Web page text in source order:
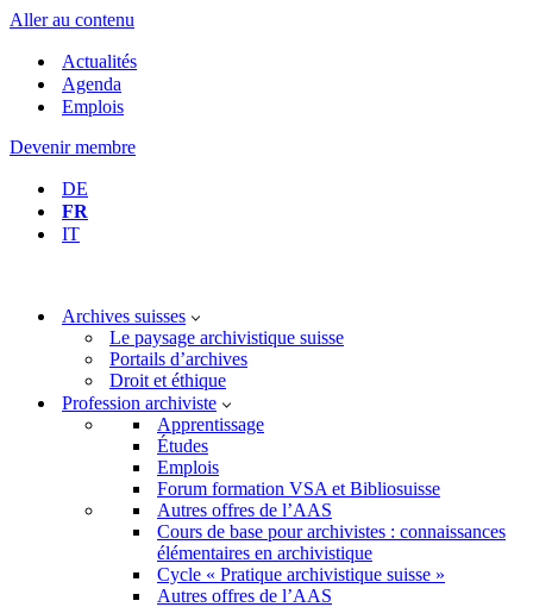
Aller au contenu
Actualités
Agenda
Emplois
Devenir membre
DE
FR
IT
Archives suisses
Le paysage archivistique suisse
Portails d’archives
Droit et éthique
Profession archiviste
Apprentissage
Études
Emplois
Forum formation VSA et Bibliosuisse
Autres offres de l’AAS
Cours de base pour archivistes : connaissances
élémentaires en archivistique
Cycle « Pratique archivistique suisse »
Autres offres de l’AAS